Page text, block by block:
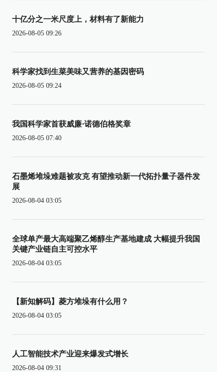
十亿分之一米尺度上，材料有了新能力
2026-08-05 09:26
科学家找到生菜美味又营养的基因密码
2026-08-05 09:24
我国科学家首获威廉·诺德伯格奖章
2026-08-05 07:40
石墨烯堆垛难题被攻克 有望推动新一代拓扑量子器件发
展
2026-08-04 03:05
全球单产最大高端聚乙烯醇生产基地建成 大幅提升我国
关键产业链自主可控水平
2026-08-04 03:05
【新知解码】菱方堆垛有什么用？
2026-08-04 03:05
人工智能技术产业迎来爆发式增长
2026-08-04 09:31